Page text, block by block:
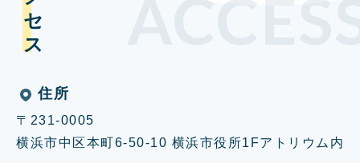
住所
〒231-0005
横浜市中区本町6-50-10 横浜市役所1Fアトリウム内